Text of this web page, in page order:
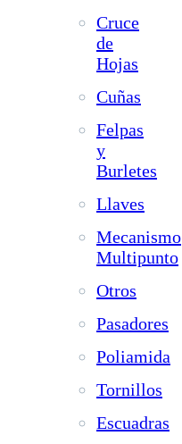
Cruce
de
Hojas
Cuñas
Felpas
y
Burletes
Llaves
Mecanismo
Multipunto
Otros
Pasadores
Poliamida
Tornillos
Escuadras